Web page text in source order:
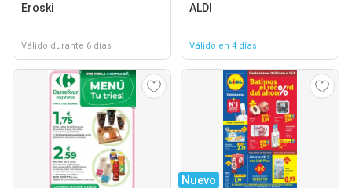
Eroski
Válido durante 6 días
ALDI
Válido en 4 días
Nuevo